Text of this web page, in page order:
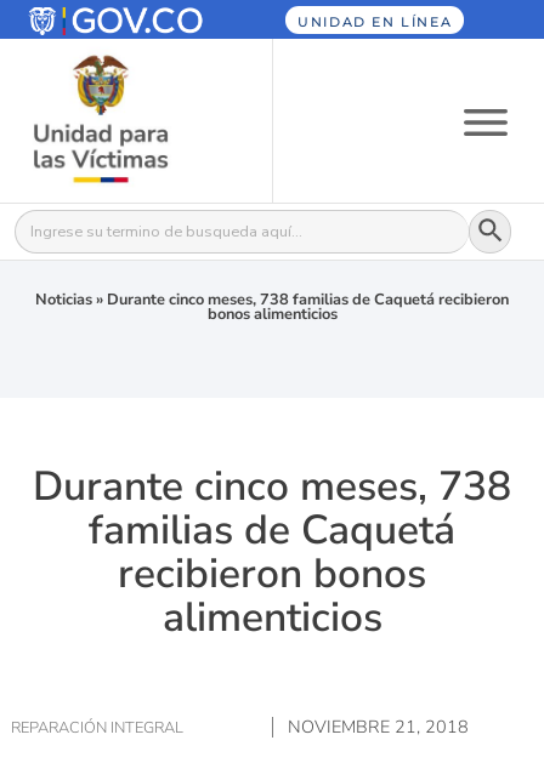
UNIDAD EN LÍNEA
Buscar: Botón
Noticias» Durante cinco meses, 738 familias de Caquetá recibieron
bonos alimenticios
Durante cinco meses, 738
familias de Caquetá
recibieron bonos
alimenticios
REPARACIÓN INTEGRAL NOVIEMBRE 21, 2018